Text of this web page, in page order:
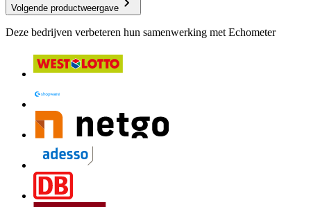
Volgende productweergave
Deze bedrijven verbeteren hun samenwerking met Echometer